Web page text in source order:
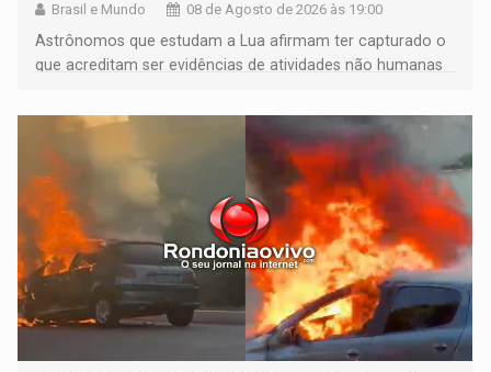
Brasil e Mundo 08 de Agosto de 2026 às 19:00
Astrônomos que estudam a Lua afirmam ter capturado o
que acreditam ser evidências de atividades não humanas
órbita